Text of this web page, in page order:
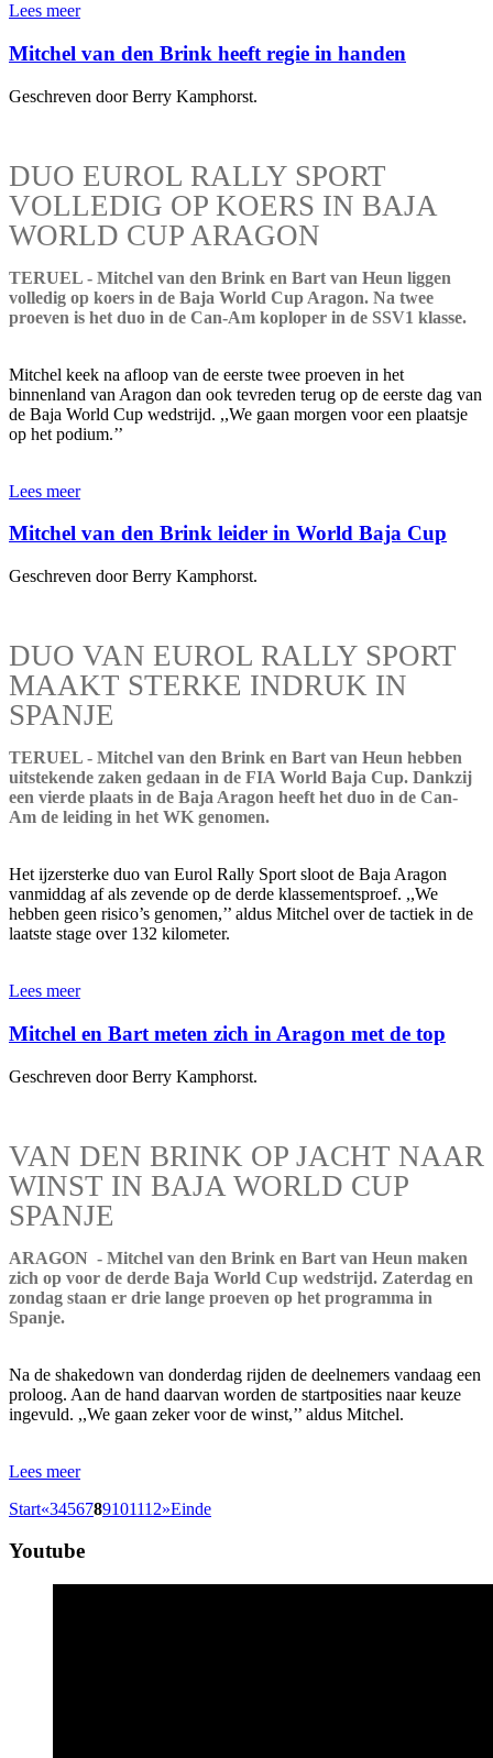
Lees meer
Mitchel van den Brink heeft regie in handen
Geschreven door Berry Kamphorst.
DUO EUROL RALLY SPORT
VOLLEDIG OP KOERS IN BAJA
WORLD CUP ARAGON
TERUEL - Mitchel van den Brink en Bart van Heun liggen
volledig op koers in de Baja World Cup Aragon. Na twee
proeven is het duo in de Can-Am koploper in de SSV1 klasse.
Mitchel keek na afloop van de eerste twee proeven in het
binnenland van Aragon dan ook tevreden terug op de eerste dag van
de Baja World Cup wedstrijd. ,,We gaan morgen voor een plaatsje
op het podium.’’
Lees meer
Mitchel van den Brink leider in World Baja Cup
Geschreven door Berry Kamphorst.
DUO VAN EUROL RALLY SPORT
MAAKT STERKE INDRUK IN
SPANJE
TERUEL - Mitchel van den Brink en Bart van Heun hebben
uitstekende zaken gedaan in de FIA World Baja Cup. Dankzij
een vierde plaats in de Baja Aragon heeft het duo in de Can-
Am de leiding in het WK genomen.
Het ijzersterke duo van Eurol Rally Sport sloot de Baja Aragon
vanmiddag af als zevende op de derde klassementsproef. ,,We
hebben geen risico’s genomen,’’ aldus Mitchel over de tactiek in de
laatste stage over 132 kilometer.
Lees meer
Mitchel en Bart meten zich in Aragon met de top
Geschreven door Berry Kamphorst.
VAN DEN BRINK OP JACHT NAAR
WINST IN BAJA WORLD CUP
SPANJE
ARAGON - Mitchel van den Brink en Bart van Heun maken
zich op voor de derde Baja World Cup wedstrijd. Zaterdag en
zondag staan er drie lange proeven op het programma in
Spanje.
Na de shakedown van donderdag rijden de deelnemers vandaag een
proloog. Aan de hand daarvan worden de startposities naar keuze
ingevuld. ,,We gaan zeker voor de winst,’’ aldus Mitchel.
Lees meer
Start«3456789101112»Einde
Youtube